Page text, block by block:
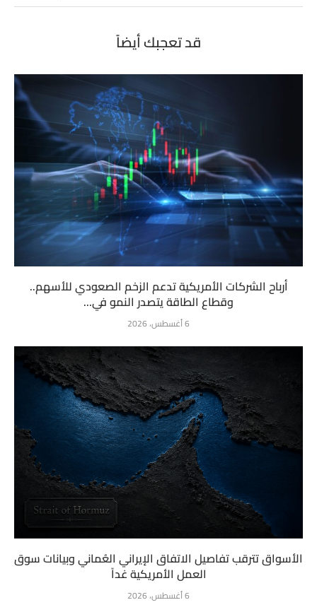
قد تعجبك أيضاً
أرباح الشركات الأمريكية تدعم الزخم الصعودي للأسهم..
وقطاع الطاقة يتصدر النمو في...
6 أغسطس، 2026
الأسواق تترقب تفاصيل الاتفاق الإيراني العُماني وبيانات سوق
العمل الأمريكية غداً
6 أغسطس، 2026